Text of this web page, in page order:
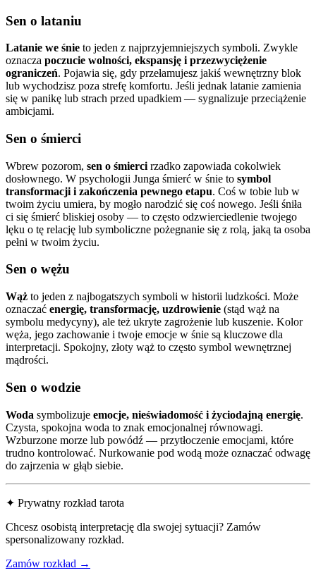
Sen o lataniu
Latanie we śnie to jeden z najprzyjemniejszych symboli. Zwykle
oznacza poczucie wolności, ekspansję i przezwyciężenie
ograniczeń. Pojawia się, gdy przełamujesz jakiś wewnętrzny blok
lub wychodzisz poza strefę komfortu. Jeśli jednak latanie zamienia
się w panikę lub strach przed upadkiem — sygnalizuje przeciążenie
ambicjami.
Sen o śmierci
Wbrew pozorom, sen o śmierci rzadko zapowiada cokolwiek
dosłownego. W psychologii Junga śmierć w śnie to symbol
transformacji i zakończenia pewnego etapu. Coś w tobie lub w
twoim życiu umiera, by mogło narodzić się coś nowego. Jeśli śniła
ci się śmierć bliskiej osoby — to często odzwierciedlenie twojego
lęku o tę relację lub symboliczne pożegnanie się z rolą, jaką ta osoba
pełni w twoim życiu.
Sen o wężu
Wąż to jeden z najbogatszych symboli w historii ludzkości. Może
oznaczać energię, transformację, uzdrowienie (stąd wąż na
symbolu medycyny), ale też ukryte zagrożenie lub kuszenie. Kolor
węża, jego zachowanie i twoje emocje w śnie są kluczowe dla
interpretacji. Spokojny, złoty wąż to często symbol wewnętrznej
mądrości.
Sen o wodzie
Woda symbolizuje emocje, nieświadomość i życiodajną energię.
Czysta, spokojna woda to znak emocjonalnej równowagi.
Wzburzone morze lub powódź — przytłoczenie emocjami, które
trudno kontrolować. Nurkowanie pod wodą może oznaczać odwagę
do zajrzenia w głąb siebie.
✦ Prywatny rozkład tarota
Chcesz osobistą interpretację dla swojej sytuacji? Zamów
spersonalizowany rozkład.
Zamów rozkład →